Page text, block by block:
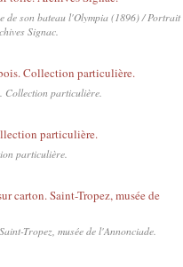
de son bateau l'Olympia (1896) / Portrait
Signac.
Collection particulière.
particulière.
Tropez, musée de l'Annonciade.